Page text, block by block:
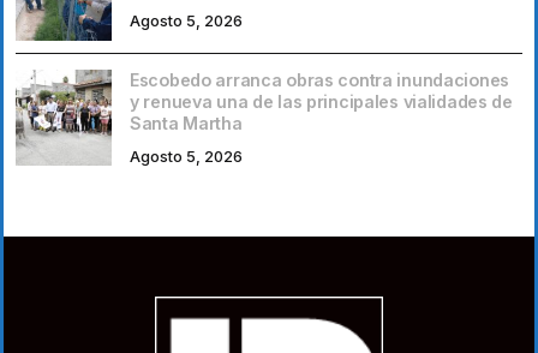
Agosto 5, 2026
Escobedo arranca obras contra inundaciones
y renueva una de las principales vialidades de
Santa Martha
Agosto 5, 2026